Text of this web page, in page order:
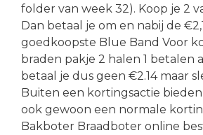
folder van week 32). Koop je 2
Dan betaal je om en nabij de
goedkoopste Blue Band Voor
braden pakje 2 halen 1 betalen
betaal je dus geen €2.14 maar
Buiten een kortingsactie
ook gewoon een normale
Bakboter Braadboter online